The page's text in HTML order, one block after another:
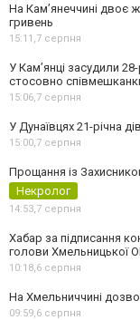
На Камʼянеччині двоє
гривень
15:11,7 серпня
У Камʼянці засудили
стосовно
15:06,7 серпня
У Дунаївцях 21-річна
15:00,7 серпня
Прощання із
Некролог
14:53,7 серпня
Хабар за підписання
голови Хмельницької
10:18,6 серпня
На Хмельниччині
09:59,6 серпня